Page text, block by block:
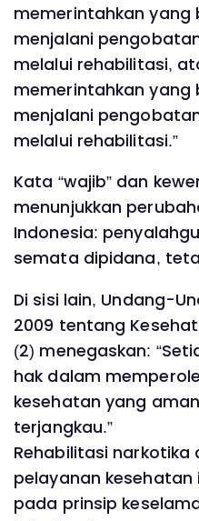
memerintahkan yang
menjalani
melalui rehabilitasi,
memerintahkan yang
menjalani
melalui rehabilitasi.”
Kata “wajib” dan
menunjukkan
Indonesia:
semata dipidana,
Di sisi lain, Undang-
2009 tentang
(2) menegaskan:
hak dalam
kesehatan yang
terjangkau.”
Rehabilitasi
pelayanan kesehatan
pada prinsip